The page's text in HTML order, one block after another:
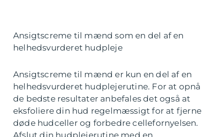
Ansigtscreme til mænd som en del af en
helhedsvurderet hudpleje
Ansigtscreme til mænd er kun en del af en
helhedsvurderet hudplejerutine. For at opnå
de bedste resultater anbefales det også at
eksfoliere din hud regelmæssigt for at fjerne
døde hudceller og forbedre cellefornyelsen.
Afslut din hudplejerutine med en